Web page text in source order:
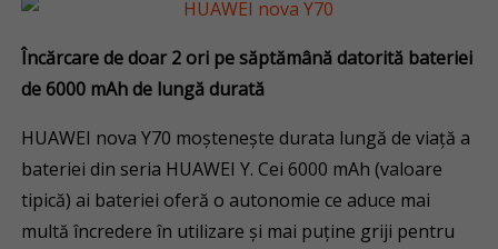
Încărcare de doar 2 ori pe săptămână datorită bateriei
de 6000 mAh de lungă durată
HUAWEI nova Y70 moștenește durata lungă de viață a
bateriei din seria HUAWEI Y. Cei 6000 mAh (valoare
tipică) ai bateriei oferă o autonomie ce aduce mai
multă încredere în utilizare și mai puține griji pentru